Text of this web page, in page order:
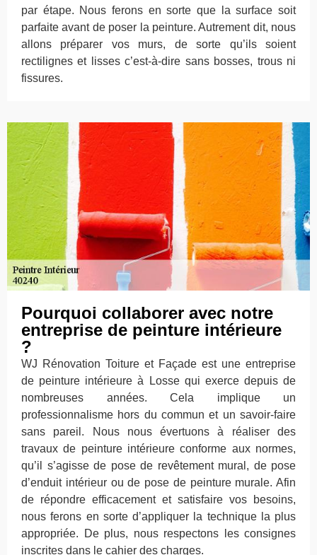
par étape. Nous ferons en sorte que la surface soit
parfaite avant de poser la peinture. Autrement dit, nous
allons préparer vos murs, de sorte qu’ils soient
rectilignes et lisses c’est-à-dire sans bosses, trous ni
fissures.
Pourquoi collaborer avec notre
entreprise de peinture intérieure
?
WJ Rénovation Toiture et Façade est une entreprise
de peinture intérieure à Losse qui exerce depuis de
nombreuses années. Cela implique un
professionnalisme hors du commun et un savoir-faire
sans pareil. Nous nous évertuons à réaliser des
travaux de peinture intérieure conforme aux normes,
qu’il s’agisse de pose de revêtement mural, de pose
d’enduit intérieur ou de pose de peinture murale. Afin
de répondre efficacement et satisfaire vos besoins,
nous ferons en sorte d’appliquer la technique la plus
appropriée. De plus, nous respectons les consignes
inscrites dans le cahier des charges.